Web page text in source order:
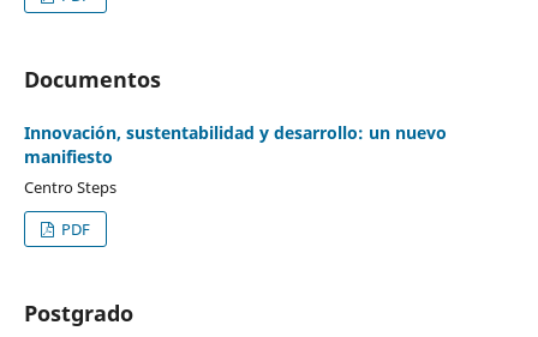
Documentos
Innovación, sustentabilidad y desarrollo: un nuevo
manifiesto
Centro Steps
PDF
Postgrado